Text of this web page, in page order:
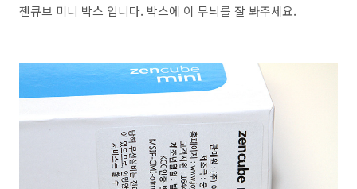
젠큐브 미니 박스 입니다. 박스에 이 무늬를 잘 봐주세요.